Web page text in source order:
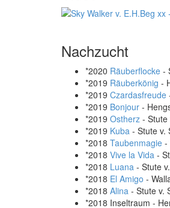
Nachzucht
*2020 Räuberflocke -
*2019 Räuberkönig -
*2019 Czardasfreude
*2019 Bonjour -
*2019 Ostherz - Stute
*2019 Kuba - Stute v.
*2018 Taubenmagie -
*2018 Vive la Vida -
*2018 Luana - Stute
*2018 El Amigo -
*2018 Alina - Stute v.
*2018 Inseltraum -